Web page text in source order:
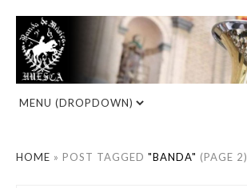
HOME » POST TAGGED "BANDA" (PAGE 2)